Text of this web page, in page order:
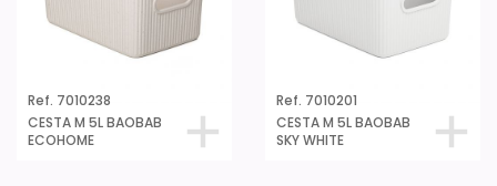
Ref. 7010238
CESTA M 5L BAOBAB
ECOHOME
Ref. 7010201
CESTA M 5L BAOBAB
SKY WHITE